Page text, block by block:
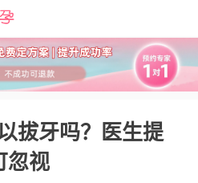
以拔牙吗？医生提醒：3大风险不可忽视
拔牙吗？医生提
忽视